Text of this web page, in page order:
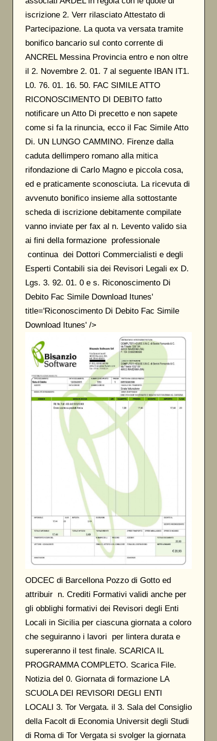
iscrizione 2. Verr rilasciato Attestato di
Partecipazione. La quota va versata tramite
bonifico bancario sul conto corrente di
ANCREL Messina Provincia entro e non oltre
il 2. Novembre 2. 01. 7 al seguente IBAN IT1.
L0. 76. 01. 16. 50. FAC SIMILE ATTO
RICONOSCIMENTO DI DEBITO fatto
notificare un Atto Di precetto e non sapete
come si fa la rinuncia, ecco il Fac Simile Atto
Di. UN LUNGO CAMMINO. Firenze dalla
caduta dellimpero romano alla mitica
rifondazione di Carlo Magno e piccola cosa,
ed e praticamente sconosciuta. La ricevuta di
avvenuto bonifico insieme alla sottostante
scheda di iscrizione debitamente compilate
vanno inviate per fax al n. Levento valido sia
ai fini della formazione professionale
continua dei Dottori Commercialisti e degli
Esperti Contabili sia dei Revisori Legali ex D.
Lgs. 3. 92. 01. 0 e s. Riconoscimento Di
Debito Fac Simile Download Itunes'
title='Riconoscimento Di Debito Fac Simile
Download Itunes' />
ODCEC di Barcellona Pozzo di Gotto ed
attribuir n. Crediti Formativi validi anche per
gli obblighi formativi dei Revisori degli Enti
Locali in Sicilia per ciascuna giornata a coloro
che seguiranno i lavori per lintera durata e
supereranno il test finale. SCARICA IL
PROGRAMMA COMPLETO. Scarica File.
Notizia del 0. Giornata di formazione LA
SCUOLA DEI REVISORI DEGLI ENTI
LOCALI 3. Tor Vergata. il 3. Sala del Consiglio
della Facolt di Economia Universit degli Studi
di Roma di Tor Vergata si svolger la giornata